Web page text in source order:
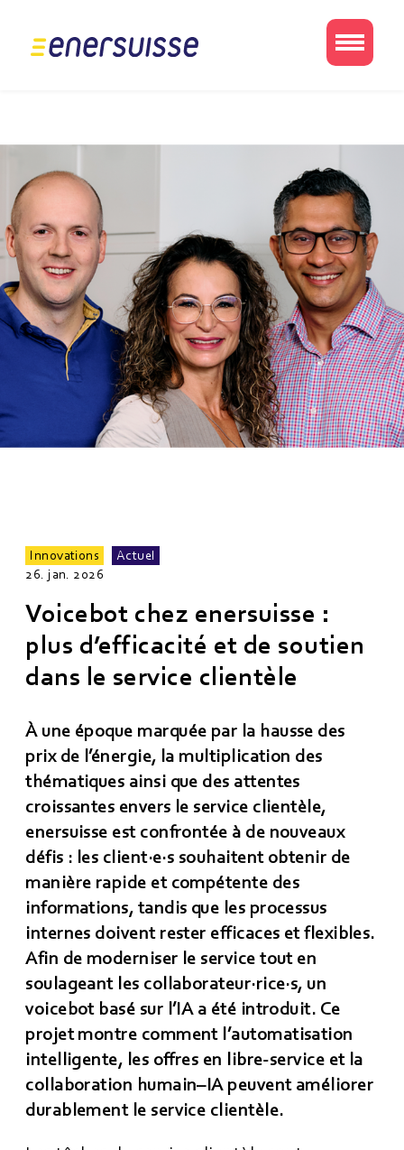
Innovations
Actuel
26. jan. 2026
Voicebot chez enersuisse :
plus d’efficacité et de soutien
dans le service clientèle
À une époque marquée par la hausse des
prix de l’énergie, la multiplication des
thématiques ainsi que des attentes
croissantes envers le service clientèle,
enersuisse est confrontée à de nouveaux
défis : les client·e·s souhaitent obtenir de
manière rapide et compétente des
informations, tandis que les processus
internes doivent rester efficaces et flexibles.
Afin de moderniser le service tout en
soulageant les collaborateur·rice·s, un
voicebot basé sur l’IA a été introduit. Ce
projet montre comment l’automatisation
intelligente, les offres en libre-service et la
collaboration humain–IA peuvent améliorer
durablement le service clientèle.